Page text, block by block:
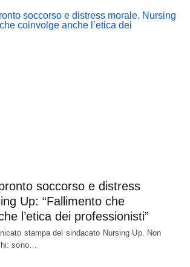
soccorso e distress
Up: “Fallimento che
l’etica dei professionisti”
stampa del sindacato Nursing Up. Non
sono…